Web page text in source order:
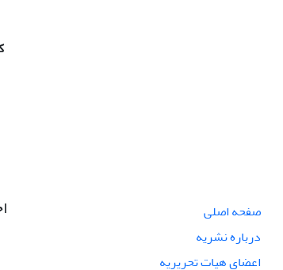
صفحه اصلی
درباره نشریه
اعضای هیات تحریریه